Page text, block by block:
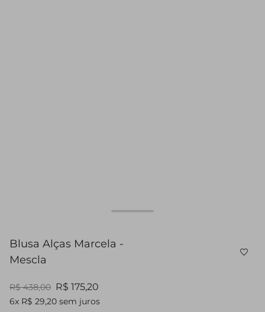
Blusa Alças Marcela -
Mescla
R$ 438,00 R$ 175,20
6x R$ 29,20 sem juros